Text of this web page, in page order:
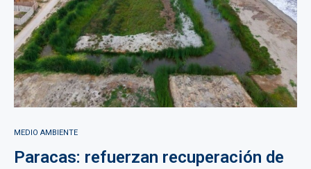
MEDIO AMBIENTE
Paracas: refuerzan recuperación de